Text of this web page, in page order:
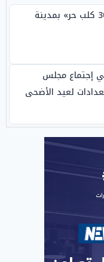
بيطري الشرقية يحصن «30 كلب حر» بمدينة
إجتماع مجلس
لعيد الأضحى